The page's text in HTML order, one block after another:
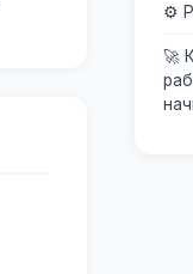
⚙️
🚀